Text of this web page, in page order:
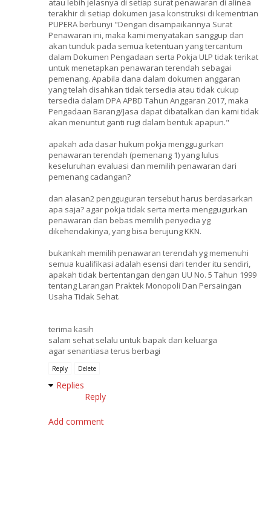
atau lebih jelasnya di setiap surat penawaran di alinea
terakhir di setiap dokumen jasa konstruksi di kementrian
PUPERA berbunyi "Dengan disampaikannya Surat
Penawaran ini, maka kami menyatakan sanggup dan
akan tunduk pada semua ketentuan yang tercantum
dalam Dokumen Pengadaan serta Pokja ULP tidak terikat
untuk menetapkan penawaran terendah sebagai
pemenang. Apabila dana dalam dokumen anggaran
yang telah disahkan tidak tersedia atau tidak cukup
tersedia dalam DPA APBD Tahun Anggaran 2017, maka
Pengadaan Barang/Jasa dapat dibatalkan dan kami tidak
akan menuntut ganti rugi dalam bentuk apapun."
apakah ada dasar hukum pokja menggugurkan
penawaran terendah (pemenang 1) yang lulus
keseluruhan evaluasi dan memilih penawaran dari
pemenang cadangan?
dan alasan2 pengguguran tersebut harus berdasarkan
apa saja? agar pokja tidak serta merta menggugurkan
penawaran dan bebas memilih penyedia yg
dikehendakinya, yang bisa berujung KKN.
bukankah memilih penawaran terendah yg memenuhi
semua kualifikasi adalah esensi dari tender itu sendiri,
apakah tidak bertentangan dengan UU No. 5 Tahun 1999
tentang Larangan Praktek Monopoli Dan Persaingan
Usaha Tidak Sehat.
terima kasih
salam sehat selalu untuk bapak dan keluarga
agar senantiasa terus berbagi
Reply Delete
Replies
Reply
Add comment